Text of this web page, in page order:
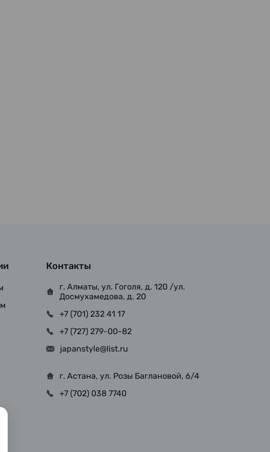
Контакты
г. Алматы, ул. Гоголя, д. 120 /ул.
Досмухамедова, д. 20
+7 (701) 232 41 17
+7 (727) 279-00-82
japanstyle@list.ru
г. Астана, ул. Розы Баглановой, 6/4
+7 (702) 038 7740